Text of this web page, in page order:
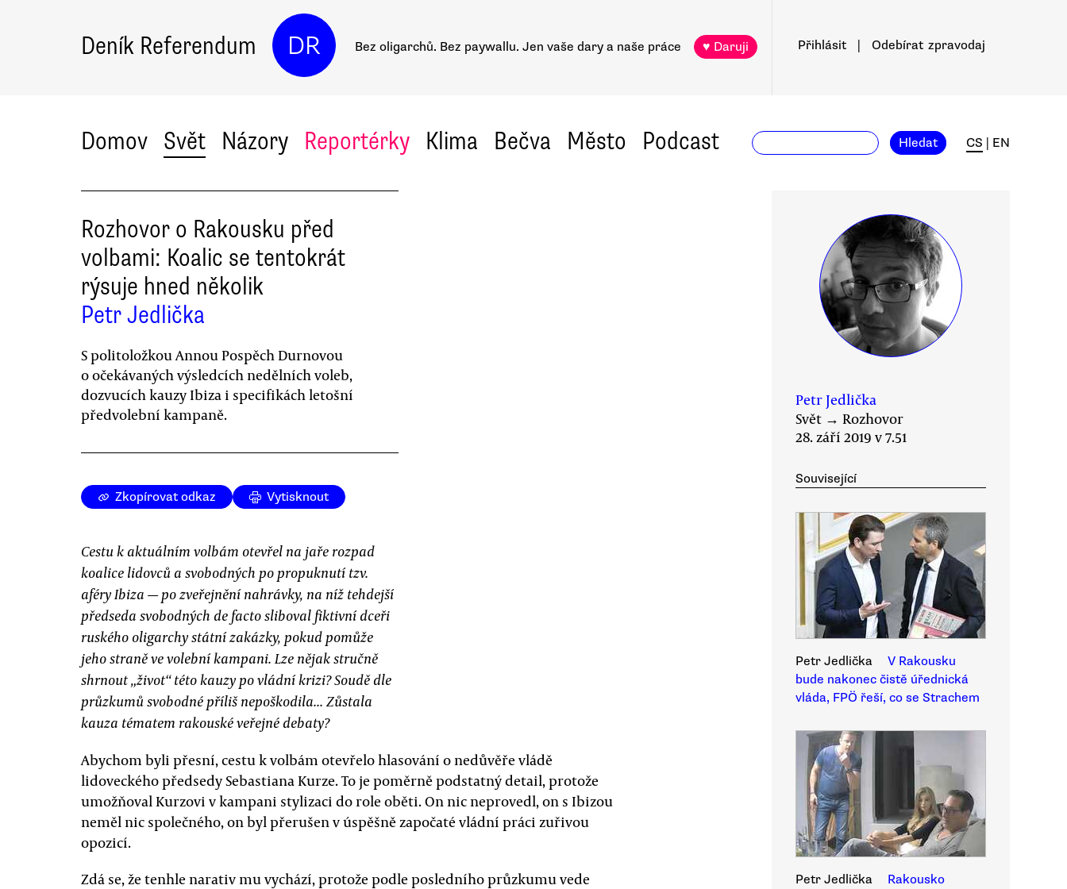
Deník Referendum DR Bez oligarchů. Bez paywallu. Jen vaše dary a naše práce ♥ Daruji Přihlásit Odebírat zpravodaj
Domov Svět Názory Reportérky Klima Bečva Město Podcast Hledat CS EN
Rozhovor o Rakousku před
volbami: Koalic se tentokrát
rýsuje hned několik
Petr Jedlička
S politoložkou Annou Pospěch Durnovou
o očekávaných výsledcích nedělních voleb,
dozvucích kauzy Ibiza i specifikách letošní
předvolební kampaně.
Zkopírovat odkaz Vytisknout
Cestu k aktuálním volbám otevřel na jaře rozpad
koalice lidovců a svobodných po propuknutí tzv.
aféry Ibiza — po zveřejnění nahrávky, na níž tehdejší
předseda svobodných de facto sliboval fiktivní dceři
ruského oligarchy státní zakázky, pokud pomůže
jeho straně ve volební kampani. Lze nějak stručně
shrnout „život“ této kauzy po vládní krizi? Soudě dle
průzkumů svobodné příliš nepoškodila... Zůstala
kauza tématem rakouské veřejné debaty?
Abychom byli přesní, cestu k volbám otevřelo hlasování o nedůvěře vládě
lidoveckého předsedy Sebastiana Kurze. To je poměrně podstatný detail, protože
umožňoval Kurzovi v kampani stylizaci do role oběti. On nic neprovedl, on s Ibizou
neměl nic společného, on byl přerušen v úspěšně započaté vládní práci zuřivou
opozicí.
Zdá se, že tenhle narativ mu vychází, protože podle posledního průzkumu vede
Petr Jedlička
Svět → Rozhovor
28. září 2019 v 7.51
Související
Petr Jedlička
V Rakousku
bude nakonec čistě úřednická
vláda, FPÖ řeší, co se Strachem
Petr Jedlička
Rakousko